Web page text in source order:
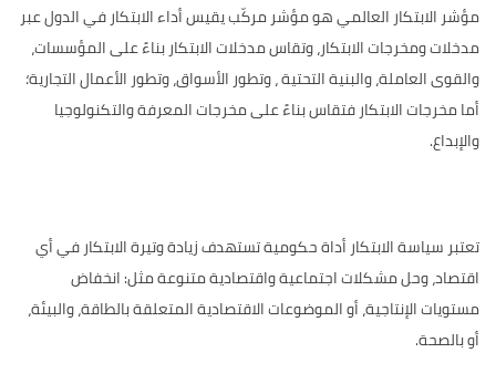
مؤشر الابتكار العالمي هو مؤشر مركّب يقيس أداء الابتكار في الدول عبر
مدخلات ومخرجات الابتكار، وتقاس مدخلات الابتكار بناءً على المؤسسات،
والقوى العاملة، والبنية التحتية ، وتطور الأسواق، وتطور الأعمال التجارية؛
أما مخرجات الابتكار فتقاس بناءً على مخرجات المعرفة والتكنولوجيا
والإبداع.
تعتبر سياسة الابتكار أداة حكومية تستهدف زيادة وتيرة الابتكار في أي
اقتصاد، وحل مشكلات اجتماعية واقتصادية متنوعة مثل: انخفاض
مستويات الإنتاجية، أو الموضوعات الاقتصادية المتعلقة بالطاقة، والبيئة،
أو بالصحة.